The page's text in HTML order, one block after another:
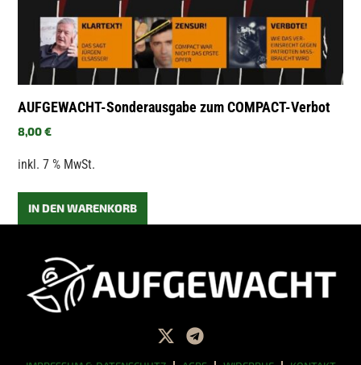
AUFGEWACHT-Sonderausgabe zum COMPACT-Verbot
8,00€
inkl. 7 % MwSt.
IN DEN WARENKORB